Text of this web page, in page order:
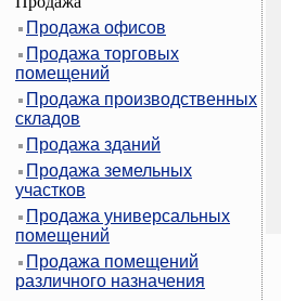
Продажа офисов
Продажа торговых
помещений
Продажа производственных
складов
Продажа зданий
Продажа земельных
участков
Продажа универсальных
помещений
Продажа помещений
различного назначения